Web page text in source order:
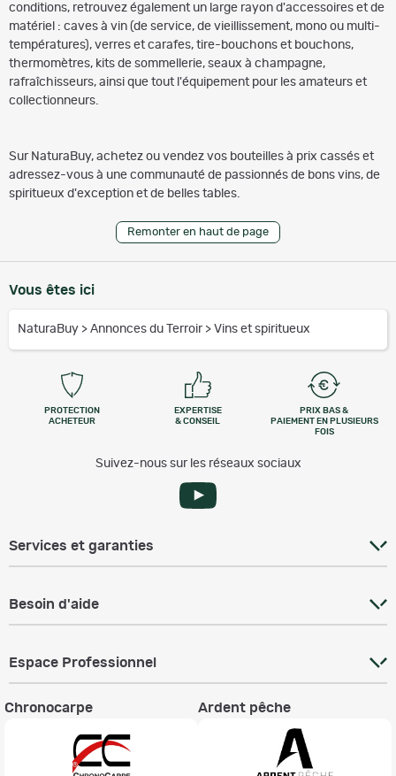
conditions, retrouvez également un large rayon d'accessoires et de
matériel : caves à vin (de service, de vieillissement, mono ou multi-
températures), verres et carafes, tire-bouchons et bouchons,
thermomètres, kits de sommellerie, seaux à champagne,
rafraîchisseurs, ainsi que tout l'équipement pour les amateurs et
collectionneurs.
Sur NaturaBuy, achetez ou vendez vos bouteilles à prix cassés et
adressez-vous à une communauté de passionnés de bons vins, de
spiritueux d'exception et de belles tables.
Remonter en haut de page
Vous êtes ici
NaturaBuy > Annonces du Terroir > Vins et spiritueux
PROTECTION
ACHETEUR
EXPERTISE
& CONSEIL
PRIX BAS &
PAIEMENT EN PLUSIEURS
FOIS
Suivez-nous sur les réseaux sociaux
Services et garanties
Besoin d'aide
Espace Professionnel
Chronocarpe Ardent pêche